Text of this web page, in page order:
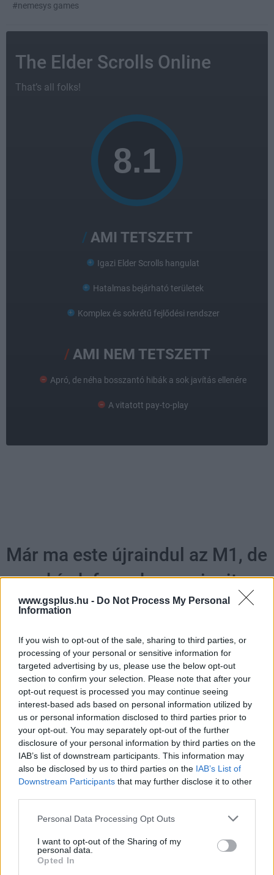
www.gsplus.hu - Do Not Process My Personal
Information
If you wish to opt-out of the sale, sharing to third parties, or
processing of your personal or sensitive information for
targeted advertising by us, please use the below opt-out
section to confirm your selection. Please note that after your
opt-out request is processed you may continue seeing
interest-based ads based on personal information utilized by
us or personal information disclosed to third parties prior to
your opt-out. You may separately opt-out of the further
disclosure of your personal information by third parties on the
IAB’s list of downstream participants. This information may
also be disclosed by us to third parties on the IAB’s List of
Downstream Participants that may further disclose it to other
Please note that this website/app uses one or more Google
not limited to your visit or usage behaviour. You may click to
grant or deny consent to Google and its third-party tags to
use your data for below specified purposes in below Google
Personal Data Processing Opt Outs
I want to opt-out of the Sharing of my
personal data.
Opted In
#nemesys games
The Elder Scrolls Online
That’s all folks!
AMI TETSZETT
Igazi Elder Scrolls hangulat
Hatalmas bejárható területek
Komplex és sokrétű fejlődési rendszer
AMI NEM TETSZETT
Apró, de néha bosszantó hibák a sok javítás ellenére
A vitatott pay-to-play
Már ma este újraindul az M1, de
nem hírek fognak menni rajta
Rixon|2026 július 7. 17:41
Az adás visszatér, a hírszolgáltatás továbbra is
szünetel.
Unmute Loaded:
21.86%
Miután megérkezett a közmédiába az új, ideiglenes
vezetés, amiről a délutáni híradóban értesítették is a
nézőket, majdaz adás elsötétült és a képernyőn egy
üzenet jelent meg. Ebben a közmédia bocsánatot kér a